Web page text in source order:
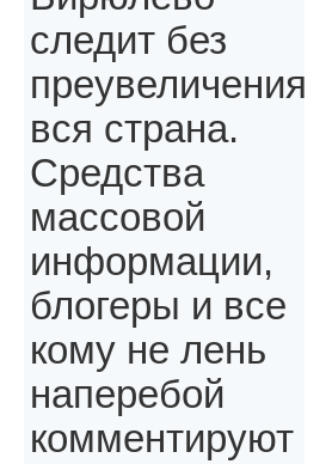
следит без
преувеличения
вся страна.
Средства
массовой
информации,
блогеры и все
кому не лень
наперебой
комментируют